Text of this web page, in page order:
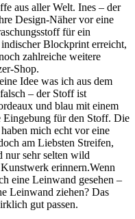
aus aller Welt. Ines – der
Design-Näher vor eine
für ein
Blockprint erreicht,
zahlreiche weitere
Shop.
Idee was ich aus dem
– der Stoff ist
und blau mit einem
Eingebung für den Stoff. Die
mich echt vor eine
am Liebsten Streifen,
nur sehr selten wild
erinnern.Wenn
eine Leinwand gesehen –
Leinwand ziehen? Das
gut passen.